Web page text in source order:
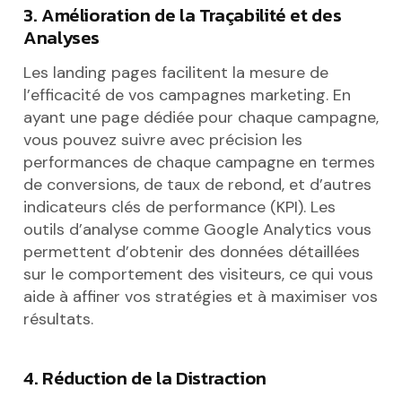
3. Amélioration de la Traçabilité et des
Analyses
Les landing pages facilitent la mesure de
l’efficacité de vos campagnes marketing. En
ayant une page dédiée pour chaque campagne,
vous pouvez suivre avec précision les
performances de chaque campagne en termes
de conversions, de taux de rebond, et d’autres
indicateurs clés de performance (KPI). Les
outils d’analyse comme Google Analytics vous
permettent d’obtenir des données détaillées
sur le comportement des visiteurs, ce qui vous
aide à affiner vos stratégies et à maximiser vos
résultats.
4. Réduction de la Distraction